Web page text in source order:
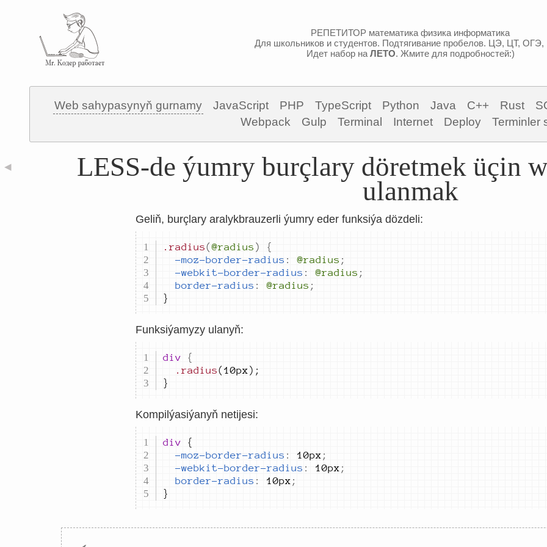
РЕПЕТИТОР математика физика информатика
Для школьников и студентов. Подтягивание пробелов. ЦЭ, ЦТ,
Идет набор на ЛЕТО. Жмите для подробностей:)
Web sahypasynyň gurnamy JavaScript PHP TypeScript Python Java C++ Rust
Webpack
Gulp Terminal Internet Deploy Terminler
◀
LESS-de ýumry burçlary döretmek üçin
ulanmak
Geliň, burçlary aralykbrauzerli ýumry eder funksiýa dözdeli:
.radius(@radius )
{
-moz-border-radius : @radius ;
-webkit-border-radius : @radius ;
border-radius : @radius ;
}
Funksiýamyzy ulanyň:
div {
.radius
}
Kompilýasiýanyň netijesi:
div
-moz-border-radius : 10px ;
-webkit-border-radius : 10px ;
border-radius : 10px ;
}